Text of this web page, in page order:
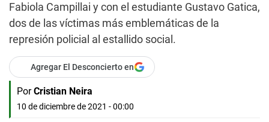
Fabiola Campillai y con el estudiante Gustavo Gatica,
dos de las víctimas más emblemáticas de la
represión policial al estallido social.
Agregar El Desconcierto en
Por Cristian Neira
10 de diciembre de 2021 - 00:00